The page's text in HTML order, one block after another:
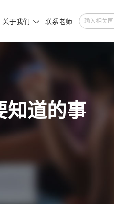
关于我们  联系老师
知道的事